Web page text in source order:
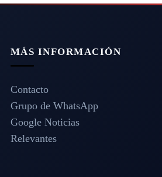
MÁS INFORMACIÓN
Contacto
Grupo de WhatsApp
Google Noticias
Relevantes